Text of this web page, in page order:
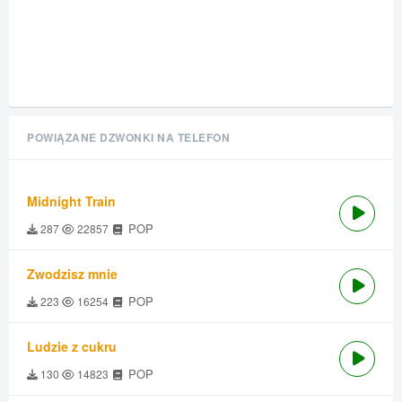
POWIĄZANE DZWONKI NA TELEFON
Midnight Train
287 22857 POP
Zwodzisz mnie
223 16254 POP
Ludzie z cukru
130 14823 POP